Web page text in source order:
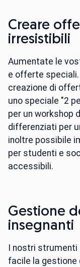
Creare
irresistibili
Aumentate le
e offerte
creazione di
uno speciale "2
per un workshop
differenziati per
inoltre possibile
per studenti e
accessibili.
Gestione
insegnanti
I nostri
facile la gestione